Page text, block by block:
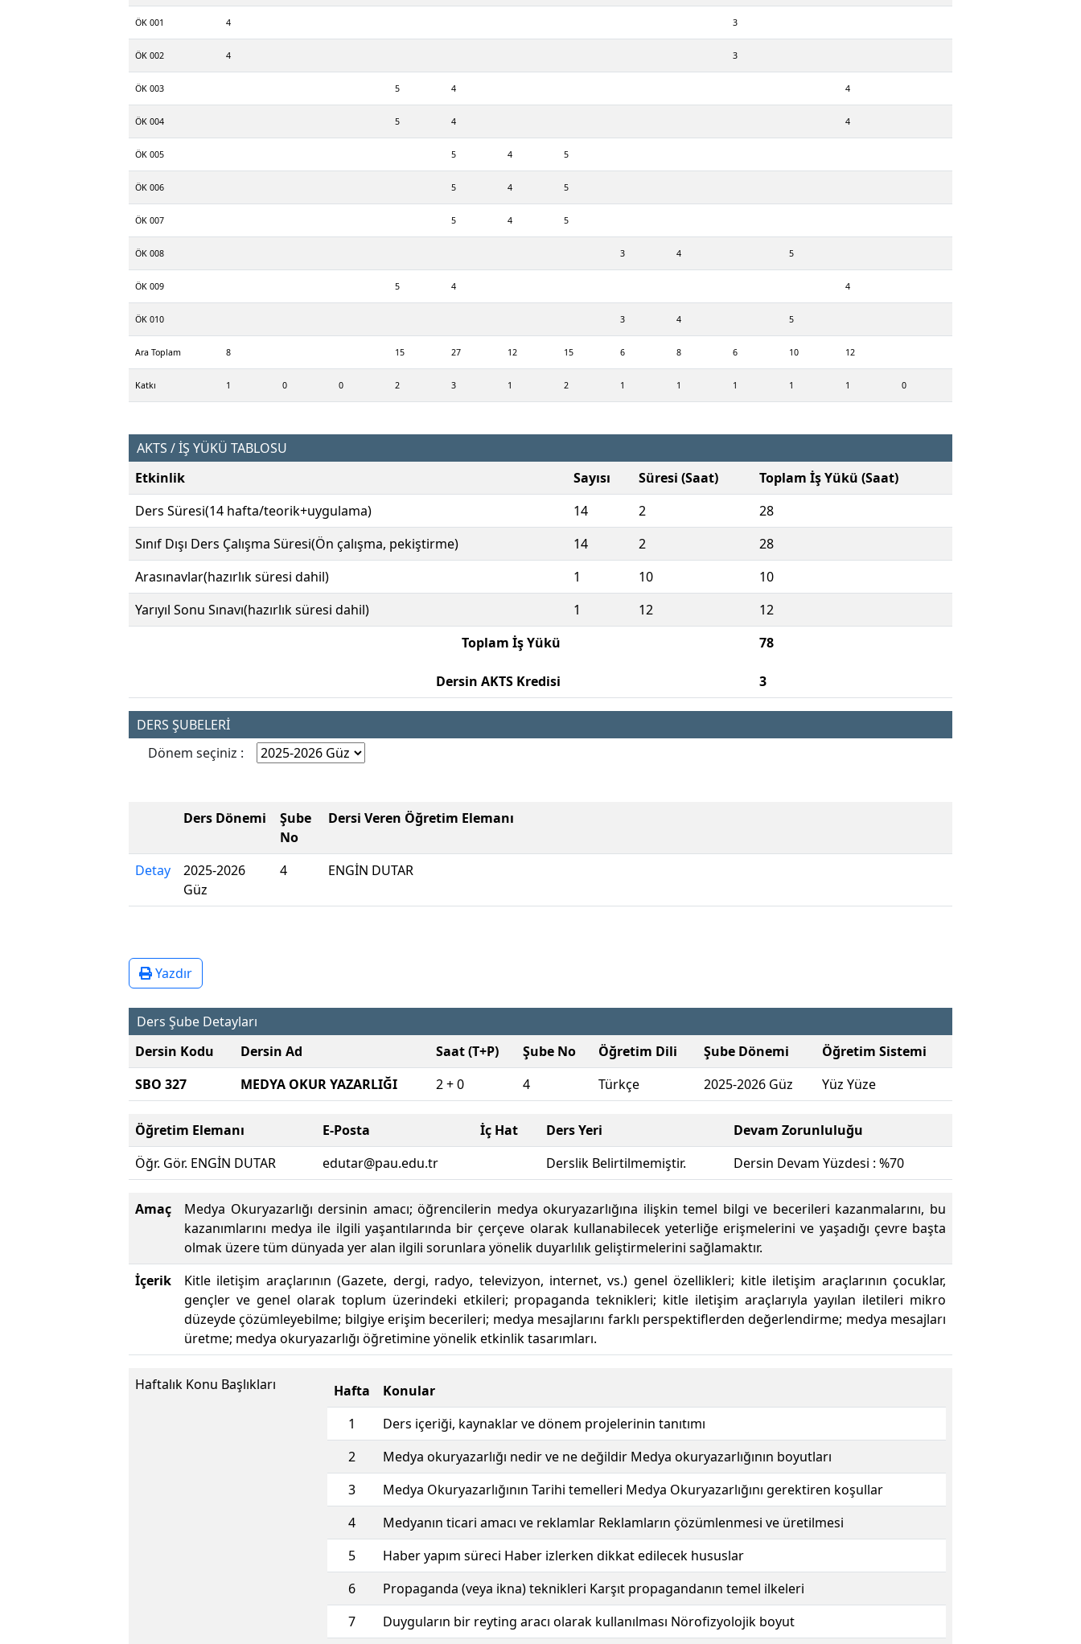
ÖK 001 4 3
ÖK 002 4 3
ÖK 003 5 4 4
ÖK 004 5 4 4
ÖK 005 5 4 5
ÖK 006 5 4 5
ÖK 007 5 4 5
ÖK 008 3 4 5
ÖK 009 5 4 4
ÖK 010 3 4 5
Ara Toplam 8 15 27 12 15 6 8 6 10 12
Katkı 1 0 0 2 3 1 2 1 1 1 1 1 0
AKTS / İŞ YÜKÜ TABLOSU
Etkinlik
Sayısı Süresi (Saat)
Toplam İş Yükü (Saat)
Ders Süresi(14 hafta/teorik+uygulama)
14 2
28
Sınıf Dışı Ders Çalışma Süresi(Ön çalışma, pekiştirme)
14 2
28
Arasınavlar(hazırlık süresi dahil)
1 10
10
Yarıyıl Sonu Sınavı(hazırlık süresi dahil)
1 12
12
Toplam İş Yükü
Dersin AKTS Kredisi
78
3
DERS ŞUBELERİ
Dönem seçiniz :
Ders Dönemi
Şube
No
Dersi Veren Öğretim Elemanı
Detay
2025-2026
Güz
4 ENGİN DUTAR
Yazdır
Ders Şube Detayları
Dersin Kodu
Dersin Ad Saat (T+P) Şube No Öğretim Dili Şube Dönemi
Öğretim Sistemi
SBO 327
MEDYA OKUR YAZARLIĞI 2 + 0 4 Türkçe 2025-2026 Güz Yüz Yüze
Öğretim Elemanı E-Posta İç Hat Ders Yeri
Devam Zorunluluğu
Öğr. Gör. ENGİN DUTAR
edutar@pau.edu.tr Derslik Belirtilmemiştir. Dersin Devam Yüzdesi : %70
Amaç
Medya Okuryazarlığı dersinin amacı; öğrencilerin medya okuryazarlığına ilişkin temel bilgi ve becerileri kazanmalarını, bu
kazanımlarını medya ile ilgili yaşantılarında bir çerçeve olarak kullanabilecek yeterliğe erişmelerini ve yaşadığı çevre başta
olmak üzere tüm dünyada yer alan ilgili sorunlara yönelik duyarlılık geliştirmelerini sağlamaktır.
İçerik
Kitle iletişim araçlarının (Gazete, dergi, radyo, televizyon, internet, vs.) genel özellikleri; kitle iletişim araçlarının çocuklar,
gençler ve genel olarak toplum üzerindeki etkileri; propaganda teknikleri; kitle iletişim araçlarıyla yayılan iletileri mikro
düzeyde çözümleyebilme; bilgiye erişim becerileri; medya mesajlarını farklı perspektiflerden değerlendirme; medya mesajları
üretme; medya okuryazarlığı öğretimine yönelik etkinlik tasarımları.
Haftalık Konu Başlıkları Hafta
Konular
1
Ders içeriği, kaynaklar ve dönem projelerinin tanıtımı
2
Medya okuryazarlığı nedir ve ne değildir Medya okuryazarlığının boyutları
3
Medya Okuryazarlığının Tarihi temelleri Medya Okuryazarlığını gerektiren koşullar
4
Medyanın ticari amacı ve reklamlar Reklamların çözümlenmesi ve üretilmesi
5
Haber yapım süreci Haber izlerken dikkat edilecek hususlar
6
Propaganda (veya ikna) teknikleri Karşıt propagandanın temel ilkeleri
7
Duyguların bir reyting aracı olarak kullanılması Nörofizyolojik boyut